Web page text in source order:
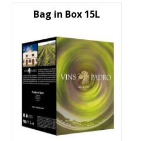
Bag in Box 15L